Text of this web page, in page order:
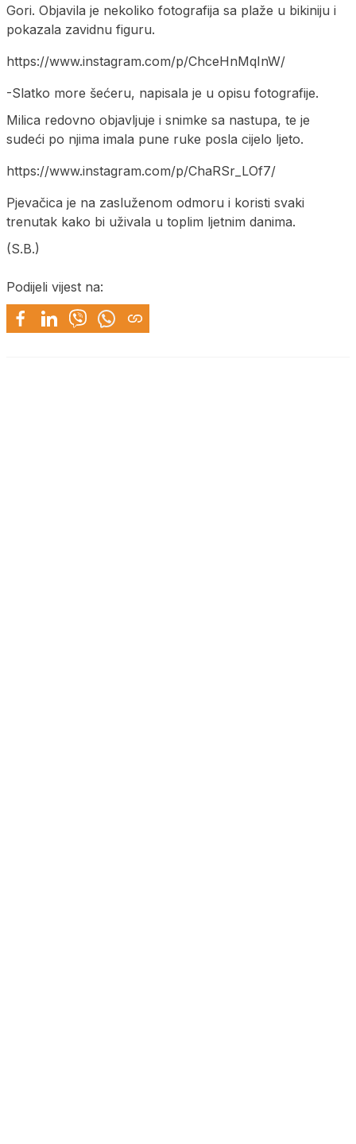
Gori. Objavila je nekoliko fotografija sa plaže u bikiniju i
pokazala zavidnu figuru.
https://www.instagram.com/p/ChceHnMqInW/
-Slatko more šećeru, napisala je u opisu fotografije.
Milica redovno objavljuje i snimke sa nastupa, te je
sudeći po njima imala pune ruke posla cijelo ljeto.
https://www.instagram.com/p/ChaRSr_LOf7/
Pjevačica je na zasluženom odmoru i koristi svaki
trenutak kako bi uživala u toplim ljetnim danima.
(S.B.)
Podijeli vijest na: